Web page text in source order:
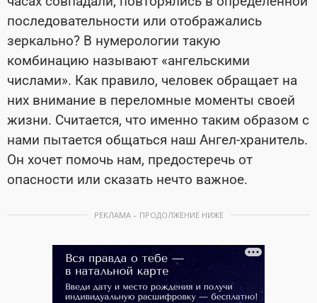
последовательности или отображались
зеркально? В нумерологии такую
комбинацию называют «ангельскими
числами». Как правило, человек обращает на
них внимание в переломные моменты своей
жизни. Считается, что именно таким образом с
нами пытается общаться наш Ангел-хранитель.
Он хочет помочь нам, предостеречь от
опасности или сказать нечто важное.
РЕКЛАМА – ПРОДОЛЖЕНИЕ НИЖЕ